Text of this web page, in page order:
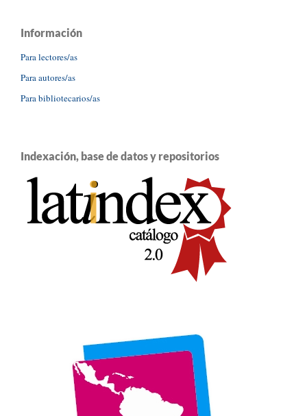
Información
Para lectores/as
Para autores/as
Para bibliotecarios/as
Indexación, base de datos y repositorios